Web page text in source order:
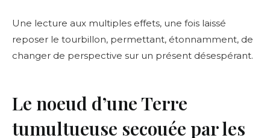
Une lecture aux multiples effets, une fois laissé
reposer le tourbillon, permettant, étonnamment, de
changer de perspective sur un présent désespérant.
Le noeud d’une Terre
tumultueuse secouée par les